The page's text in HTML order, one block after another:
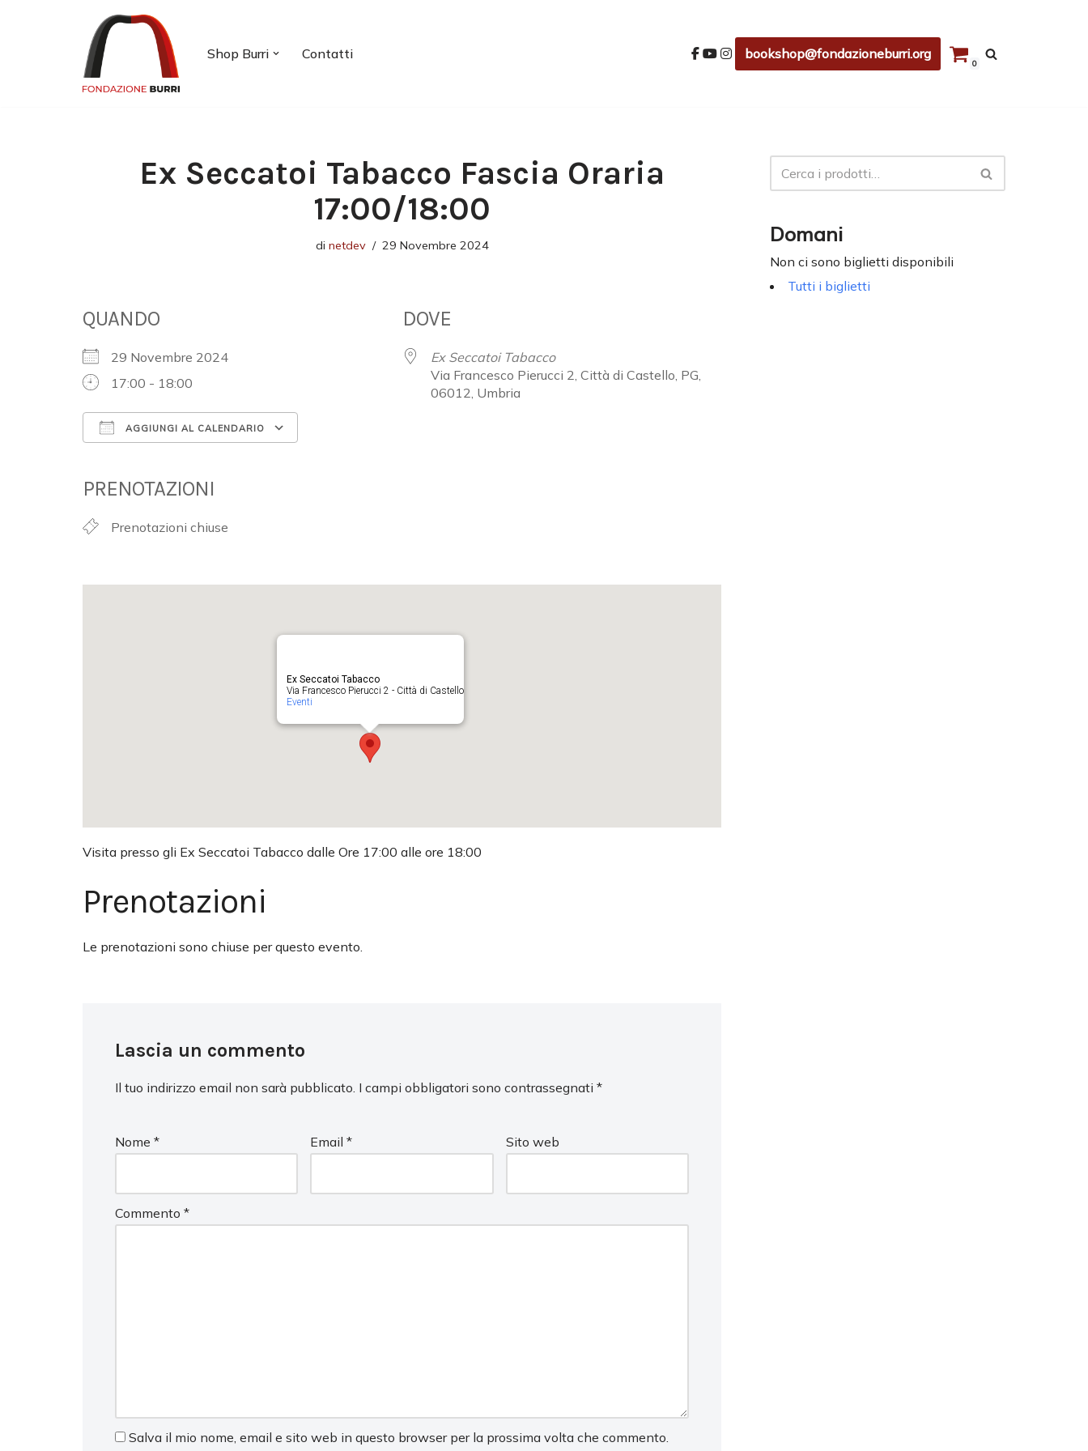
Shop Burri Contatti bookshop@fondazioneburri.org
0
Ex Seccatoi Tabacco Fascia Oraria
17:00/18:00
di netdev 29 Novembre 2024
QUANDO
29 Novembre 2024
17:00 - 18:00
AGGIUNGI AL CALENDARIO
PRENOTAZIONI
Prenotazioni chiuse
DOVE
Ex Seccatoi Tabacco
Via Francesco Pierucci 2, Città di Castello, PG,
06012, Umbria
Ex Seccatoi Tabacco
Via Francesco Pierucci 2 - Città di Castello
Eventi
Visita presso gli Ex Seccatoi Tabacco dalle Ore 17:00 alle ore 18:00
Prenotazioni
Le prenotazioni sono chiuse per questo evento.
Lascia un commento
Il tuo indirizzo email non sarà pubblicato. I campi obbligatori sono contrassegnati *
Nome * Email* Sito web
Commento *
Salva il mio nome, email e sito web in questo browser per la prossima volta che commento.
Domani
Non ci sono biglietti disponibili
Tutti i biglietti